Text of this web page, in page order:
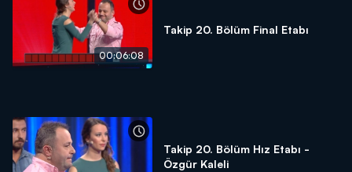
00:06:08
Takip 20. Bölüm Final Etabı
Takip 20. Bölüm Hız Etabı -
Özgür Kaleli